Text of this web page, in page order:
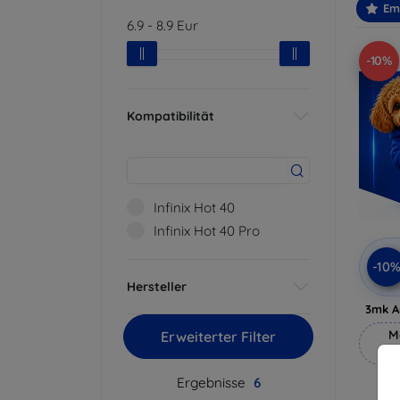
6.9 - 8.9 Eur
Kompatibilität
Infinix Hot 40
Infinix Hot 40 Pro
Hersteller
Erweiterter Filter
Ergebnisse 6
-10%
-10%
3mk